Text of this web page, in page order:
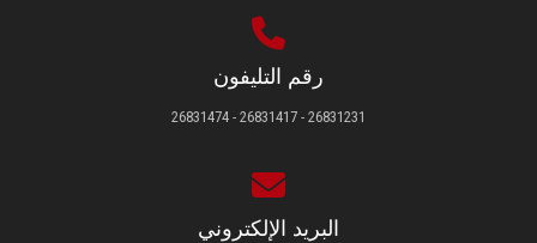
رقم التليفون
26831231 - 26831417 - 26831474
البريد الإلكتروني